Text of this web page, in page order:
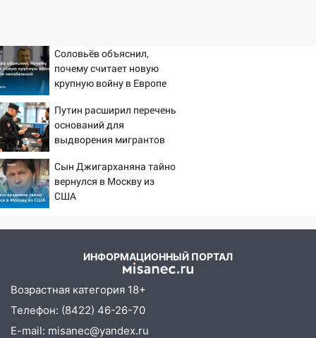
Соловьёв объяснил,
почему считает новую
крупную войну в Европе
Путин расширил перечень
оснований для
выдворения мигрантов
Сын Джигарханяна тайно
вернулся в Москву из
США
ИНФОРМАЦИОННЫЙ ПОРТАЛ
Возрастная категория 18+
Телефон: (8422) 46-26-70
E-mail: misanec@yandex.ru